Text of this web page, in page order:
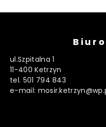
Biuro
ul.Szpitalna 1
11-400 Ketrzyn
tel. 501 794 843
e-mail: